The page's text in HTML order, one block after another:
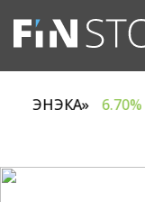
«ЭНЭКА» 6.70%